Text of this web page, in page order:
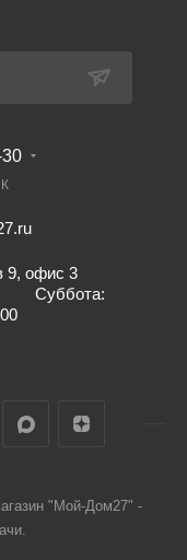
9, офис 3
Суббота:
"Мой-Дом27" -